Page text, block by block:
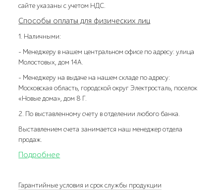
сайте указаны с учетом НДС.
Способы оплаты для физических лиц
1. Наличными:
- Менеджеру в нашем центральном офисе по адресу: улица
Молостовых, дом 14А.
- Менеджеру на выдаче на нашем складе по адресу:
Московская область, городской округ Электросталь, поселок
«Новые дома», дом 8 Г.
2. По выставленному счету в отделении любого банка.
Выставлением счета занимается наш менеджер отдела
продаж.
Подробнее
Гарантийные условия и срок службы продукции